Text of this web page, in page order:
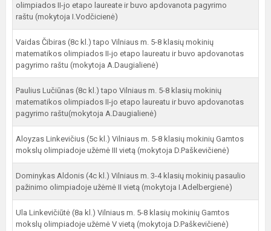
olimpiados II-jo etapo laureate ir buvo apdovanota pagyrimo
raštu (mokytoja I.Vodčicienė)
Vaidas Čibiras (8c kl.) tapo Vilniaus m. 5-8 klasių mokinių
matematikos olimpiados II-jo etapo laureatu ir buvo apdovanotas
pagyrimo raštu (mokytoja A.Daugialienė)
Paulius Lučiūnas (8c kl.) tapo Vilniaus m. 5-8 klasių mokinių
matematikos olimpiados II-jo etapo laureatu ir buvo apdovanotas
pagyrimo raštu(mokytoja A.Daugialienė)
Aloyzas Linkevičius (5c kl.) Vilniaus m. 5-8 klasių mokinių Gamtos
mokslų olimpiadoje užėmė III vietą (mokytoja D.Paškevičienė)
Dominykas Aldonis (4c kl.) Vilniaus m. 3-4 klasių mokinių pasaulio
pažinimo olimpiadoje užėmė II vietą (mokytoja I.Adelbergienė)
Ula Linkevičiūtė (8a kl.) Vilniaus m. 5-8 klasių mokinių Gamtos
mokslų olimpiadoje užėmė V vietą (mokytoja D.Paškevičienė)